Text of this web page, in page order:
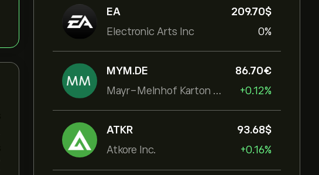
EA
Electronic Arts Inc
209.70‎$‎
0%
MYM.DE
Mayr-Melnhof Karton AG
86.70‎€‎
+0.12%
ATKR
Atkore Inc.
93.68‎$‎
+0.16%